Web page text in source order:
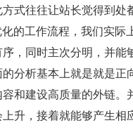
式往往让站长觉得到
工作流程，我们实际
，同时主次分明，并
析基本上就是就是正
和建设高质量的外链
升，接着就能够产生